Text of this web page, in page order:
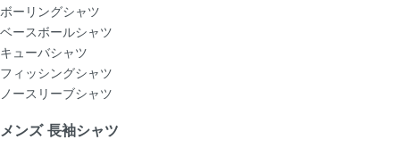
ボーリングシャツ
ベースボールシャツ
キューバシャツ
フィッシングシャツ
ノースリーブシャツ
メンズ 長袖シャツ